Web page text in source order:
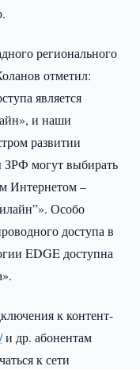
регионального
отметил:
является
и наши
развитии
могут выбирать
Интернетом –
Особо
доступа в
EDGE доступна
к контент-
и др. абонентам
к сети